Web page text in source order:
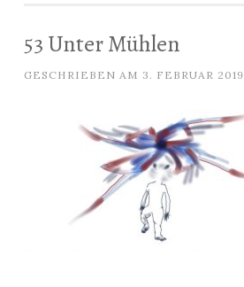
53 Unter Mühlen
GESCHRIEBEN AM 3. FEBRUAR 2019